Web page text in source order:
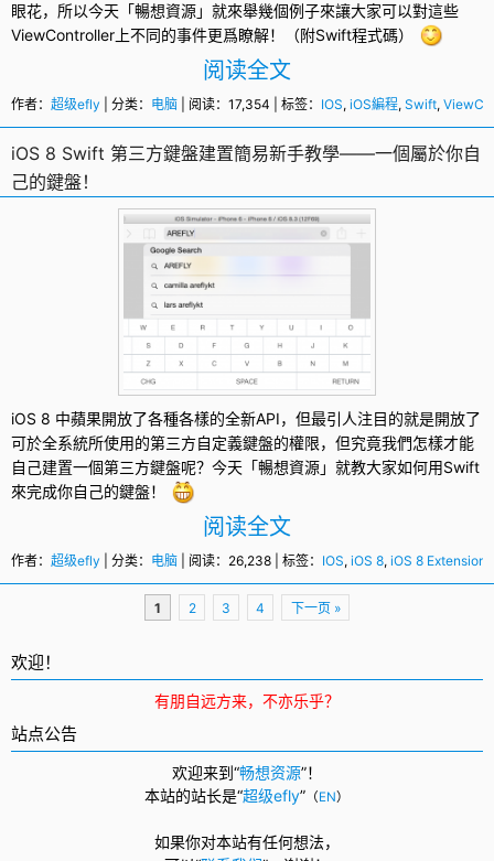
眼花，所以今天「暢想資源」就來舉幾個例子來讓大家可以對這些
ViewController 上不同的事件更爲瞭解！（附Swift程式碼）
阅读全文
作者： 超级efly | 分类： 电脑 | 阅读：17,354 | 标签： IOS, iOS編程, Swift,
iOS 8 Swift 第三方鍵盤建置簡易新手教學——一個屬於你自
己的鍵盤！
iOS 8 中蘋果開放了各種各樣的全新API，但最引人注目的就是開放了
可於全系統所使用的第三方自定義鍵盤的權限，但究竟我們怎樣才能
自己建置一個第三方鍵盤呢？今天「暢想資源」就教大家如何用Swift
來完成你自己的鍵盤！
阅读全文
作者： 超级efly | 分类： 电脑 | 阅读：26,238 | 标签： IOS, iOS 8, iOS 8 Extension
导
航
1 2 3 4 下一页 »
欢迎！
有朋自远方来，不亦乐乎？
站点公告
欢迎来到“畅想资源”！
本站的站长是“超级efly” （EN）
如果你对本站有任何想法，